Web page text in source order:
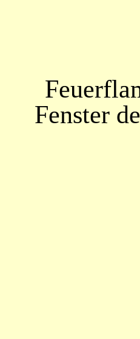
Fenster